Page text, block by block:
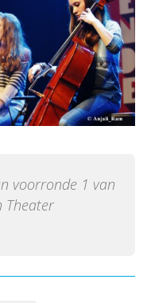
voorronde 1 van
Theater